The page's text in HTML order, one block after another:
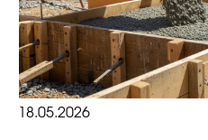
18.05.2026